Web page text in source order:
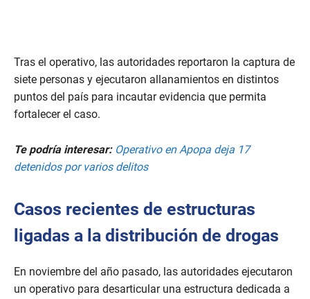
Tras el operativo, las autoridades reportaron la captura de
siete personas y ejecutaron allanamientos en distintos
puntos del país para incautar evidencia que permita
fortalecer el caso.
Te podría interesar: Operativo en Apopa deja 17
detenidos por varios delitos
Casos recientes de estructuras
ligadas a la distribución de drogas
En noviembre del año pasado, las autoridades ejecutaron
un operativo para desarticular una estructura dedicada a